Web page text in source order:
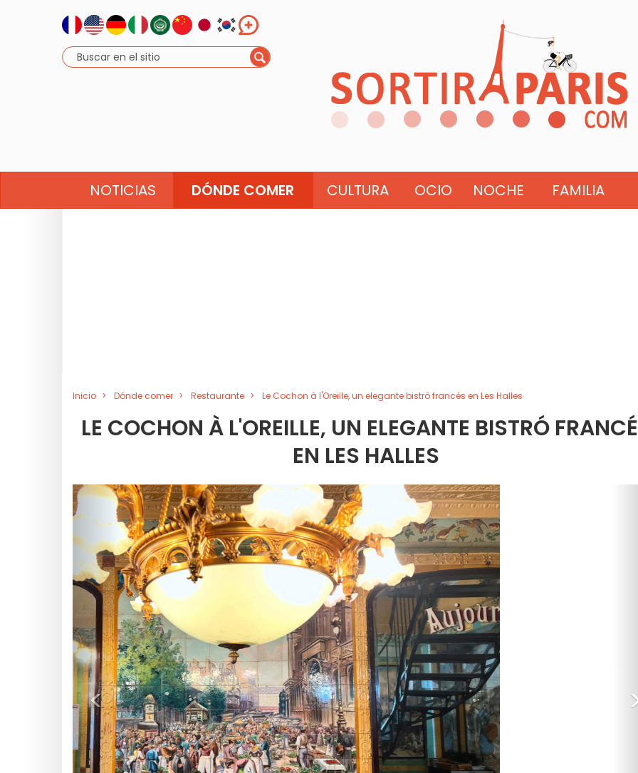
NOTICIAS DÓNDE COMER CULTURA OCIO NOCHE FAMILIA
Inicio Dónde comer Restaurante Le Cochon à l'Oreille, un elegante bistró francés en Les Halles
LE COCHON À L'OREILLE, UN ELEGANTE BISTRÓ
EN LES HALLES
<